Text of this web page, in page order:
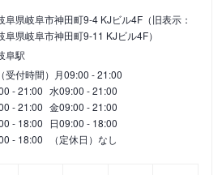
阜県岐阜市神田町9-4 KJビル4F（旧表示：
阜県岐阜市神田町9-11 KJビル4F）
阜駅
（受付時間） 月09:00 - 21:00
- 21:00 水09:00 - 21:00
- 21:00 金09:00 - 21:00
- 18:00 日09:00 - 18:00
- 18:00 （定休日）なし